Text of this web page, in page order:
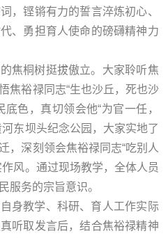
，铿锵有力的誓言淬炼初心、
、勇担育人使命的磅礴精神力
焦桐树挺拔傲立。大家聆听焦
焦裕禄同志“生也沙丘，死也沙
色，真切领会他“为官一任，
东坝头纪念公园，大家实地了
，深刻领会焦裕禄同志“吃别人
风。通过现场教学，全体人员
服务的宗旨意识。
身教学、科研、育人工作实际
听取发言后，结合焦裕禄精神